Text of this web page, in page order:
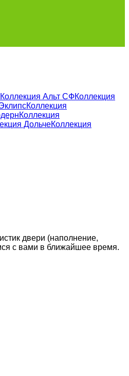
Коллекция Альт СФКоллекция
Коллекция
Коллекция
ДольчеКоллекция
двери (наполнение,
с вами в ближайшее время.